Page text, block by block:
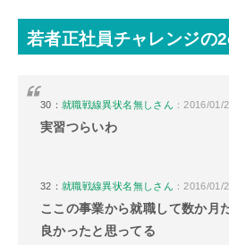
若者正社員チャレンジの
30：就職戦線異状名無しさん ：2016/
実習つらいわ
32：就職戦線異状名無しさん ：2016/
ここの事業から就職して数か月
良かったと思ってる